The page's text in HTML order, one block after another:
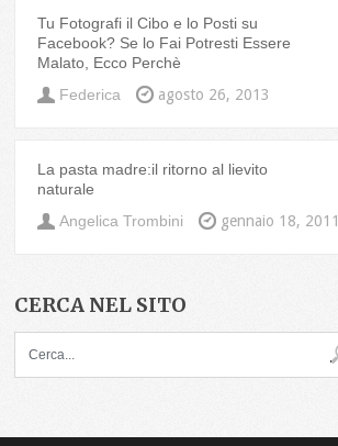
Tu Fotografi il Cibo e lo Posti su
Facebook? Se lo Fai Potresti Essere
Malato, Ecco Perchè
Federica
agosto 26, 2013
La pasta madre:il ritorno al lievito
naturale
Angelica Trombini
gennaio 18, 2011
CERCA NEL SITO